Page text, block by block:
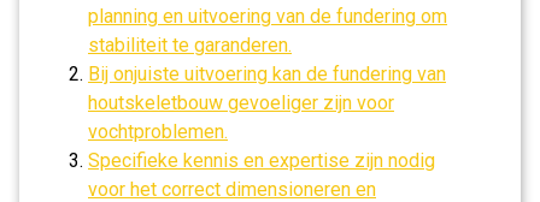
planning en uitvoering van de fundering om
stabiliteit te garanderen.
Bij onjuiste uitvoering kan de fundering van
houtskeletbouw gevoeliger zijn voor
vochtproblemen.
Specifieke kennis en expertise zijn nodig
voor het correct dimensioneren en